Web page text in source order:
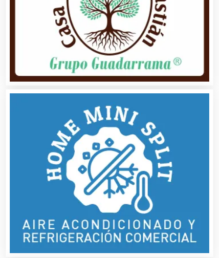
Autobuses
Automatización
Automóviles Nuevos y Usados
Autopartes Eléctricas
Avaluos
Balnearios
Bancos
Banquetes